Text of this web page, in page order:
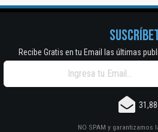
Recibe Gratis en tu Email las últimas
NO SPAM y garantizamos